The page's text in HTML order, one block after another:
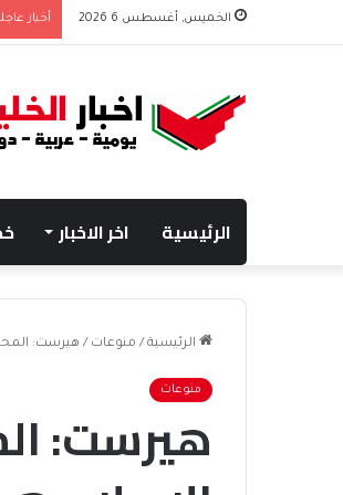
الخميس, أغسطس 6 2026 أخبار
الرئيسية اخر الاخبار
الرئيسية / منوعات / هيرست:
منوعات
هيرست: